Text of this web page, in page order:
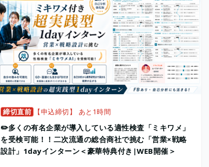
締切直前 【申込締切】 あと1時間
✏️多くの有名企業が導入している適性検査「ミキワメ」
を受検可能！！二次流通の総合商社で挑む「営業×戦略
設計」1dayインターン＜豪華特典付き|WEB開催＞